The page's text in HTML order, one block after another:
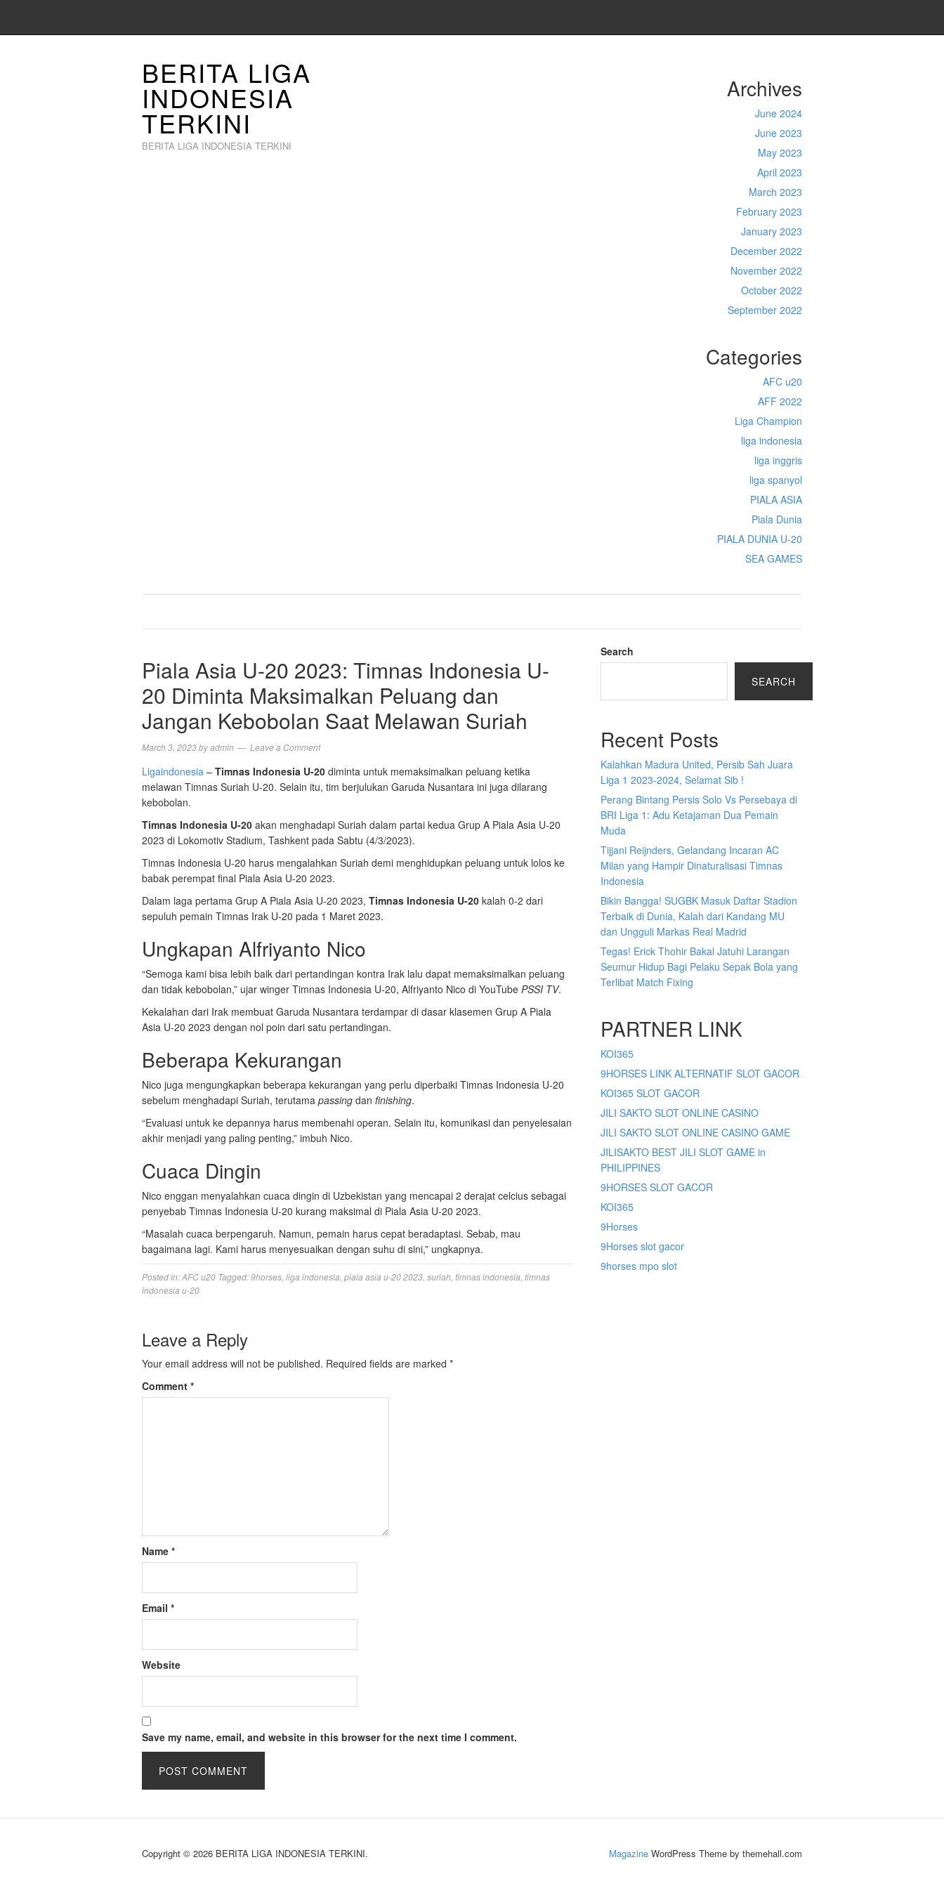
BERITA LIGA
INDONESIA
TERKINI
BERITA LIGA INDONESIA TERKINI
Archives
June 2024
June 2023
May 2023
April 2023
March 2023
February 2023
January 2023
December 2022
November 2022
October 2022
September 2022
Categories
AFC u20
AFF 2022
Liga Champion
liga indonesia
liga inggris
liga spanyol
PIALA ASIA
Piala Dunia
PIALA DUNIA U-20
SEA GAMES
Piala Asia U-20 2023: Timnas Indonesia U-
20 Diminta Maksimalkan Peluang dan
Jangan Kebobolan Saat Melawan Suriah
March 3, 2023byadmin Leave a Comment
Ligaindonesia – Timnas Indonesia U-20 diminta untuk memaksimalkan peluang ketika
melawan Timnas Suriah U-20. Selain itu, tim berjulukan Garuda Nusantara ini juga dilarang
kebobolan.
Timnas Indonesia U-20 akan menghadapi Suriah dalam partai kedua Grup A Piala Asia U-20
2023 di Lokomotiv Stadium, Tashkent pada Sabtu (4/3/2023).
Timnas Indonesia U-20 harus mengalahkan Suriah demi menghidupkan peluang untuk lolos ke
babak perempat final Piala Asia U-20 2023.
Dalam laga pertama Grup A Piala Asia U-20 2023, Timnas Indonesia U-20 kalah 0-2 dari
sepuluh pemain Timnas Irak U-20 pada 1 Maret 2023.
Ungkapan Alfriyanto Nico
“Semoga kami bisa lebih baik dari pertandingan kontra Irak lalu dapat memaksimalkan peluang
dan tidak kebobolan,” ujar winger Timnas Indonesia U-20, Alfriyanto Nico di YouTube PSSI TV.
Kekalahan dari Irak membuat Garuda Nusantara terdampar di dasar klasemen Grup A Piala
Asia U-20 2023 dengan nol poin dari satu pertandingan.
Beberapa Kekurangan
Nico juga mengungkapkan beberapa kekurangan yang perlu diperbaiki Timnas Indonesia U-20
sebelum menghadapi Suriah, terutama passing dan finishing.
“Evaluasi untuk ke depannya harus membenahi operan. Selain itu, komunikasi dan penyelesaian
akhir menjadi yang paling penting,” imbuh Nico.
Cuaca Dingin
Nico enggan menyalahkan cuaca dingin di Uzbekistan yang mencapai 2 derajat celcius sebagai
penyebab Timnas Indonesia U-20 kurang maksimal di Piala Asia U-20 2023.
“Masalah cuaca berpengaruh. Namun, pemain harus cepat beradaptasi. Sebab, mau
bagaimana lagi. Kami harus menyesuaikan dengan suhu di sini,” ungkapnya.
Posted in:AFC u20 Tagged:9horses liga indonesia piala asia u-20 2023 suriah timnas indonesia timnas
indonesia u-20
Leave a Reply
Your email address will not be published. Required fields are marked *
Comment *
Name *
Email *
Website
Save my name, email, and website in this browser for the next time I comment.
Search
SEARCH
Recent Posts
Kalahkan Madura United, Persib Sah Juara
Liga 1 2023-2024, Selamat Sib !
Perang Bintang Persis Solo Vs Persebaya di
BRI Liga 1: Adu Ketajaman Dua Pemain
Muda
Tijjani Reijnders, Gelandang Incaran AC
Milan yang Hampir Dinaturalisasi Timnas
Indonesia
Bikin Bangga! SUGBK Masuk Daftar Stadion
Terbaik di Dunia, Kalah dari Kandang MU
dan Ungguli Markas Real Madrid
Tegas! Erick Thohir Bakal Jatuhi Larangan
Seumur Hidup Bagi Pelaku Sepak Bola yang
Terlibat Match Fixing
PARTNER LINK
KOI365
9HORSES LINK ALTERNATIF SLOT GACOR
KOI365 SLOT GACOR
JILI SAKTO SLOT ONLINE CASINO
JILI SAKTO SLOT ONLINE CASINO GAME
JILISAKTO BEST JILI SLOT GAME in
PHILIPPINES
9HORSES SLOT GACOR
KOI365
9Horses
9Horses slot gacor
9horses mpo slot
Copyright © 2026 BERITA LIGA INDONESIA TERKINI. Magazine WordPress Theme by themehall.com